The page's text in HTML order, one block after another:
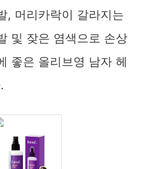
, 머리카락이 갈라지는
및 잦은 염색으로 손상
좋은 올리브영 남자 헤